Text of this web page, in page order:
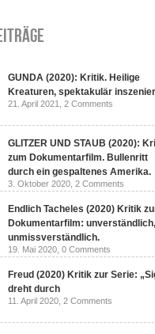
GUNDA (2020): Kritik. Heilige
Kreaturen, spektakulär
21. April 2021, 2 Comments
GLITZER UND STAUB (2020):
zum Dokumentarfilm. Bullenritt
durch ein gespaltenes Amerika.
3. Oktober 2020, 2 Comments
Endlich Tacheles (2020) Kritik
Dokumentarfilm: unverständlich,
unmissverständlich.
19. Mai 2020, 0 Comments
Freud (2020) Kritik zur Serie:
dreht durch
11. April 2020, 2 Comments